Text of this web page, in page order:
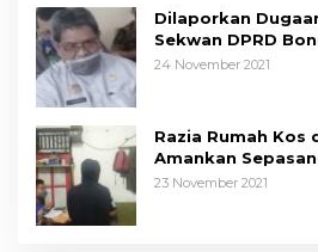
Dilaporkan
Sekwan DPRD
24 November 2021
Razia Rumah Kos
Amankan
Mengaku
23 November 2021